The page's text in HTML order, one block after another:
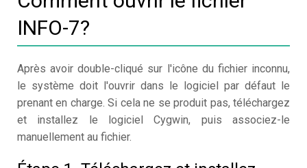
INFO-7?
Après avoir double-cliqué sur l'icône du fichier inconnu,
le système doit l'ouvrir dans le logiciel par défaut le
prenant en charge. Si cela ne se produit pas, téléchargez
et installez le logiciel Cygwin, puis associez-le
manuellement au fichier.